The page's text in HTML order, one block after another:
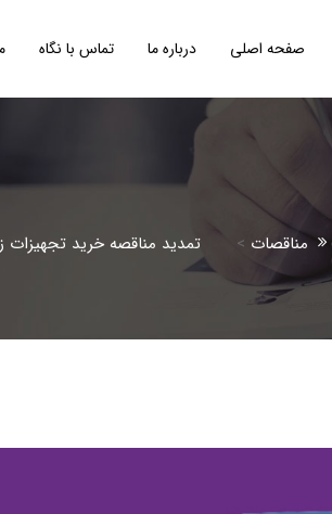
صفحه اصلی درباره ما تماس با نگاه
مناقصات > تمدید مناقصه خرید